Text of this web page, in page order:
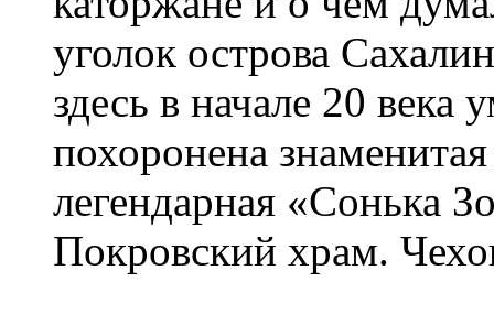
уголок острова
здесь в начале 20 века
похоронена
легендарная «Сонька
Покровский храм.